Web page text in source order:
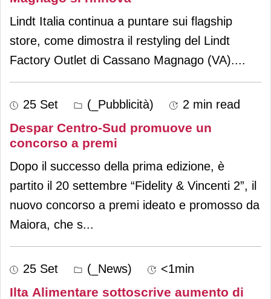
Lindt Italia continua a puntare sui flagship
store, come dimostra il restyling del Lindt
Factory Outlet di Cassano Magnago (VA)....
25 Set (_Pubblicità) 2 min read
Despar Centro-Sud promuove un
concorso a premi
Dopo il successo della prima edizione, è
partito il 20 settembre “Fidelity & Vincenti 2”, il
nuovo concorso a premi ideato e promosso da
Maiora, che s...
25 Set (_News) <1min
Ilta Alimentare sottoscrive aumento di